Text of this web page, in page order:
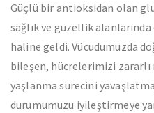
Güçlü bir antioksidan olan
sağlık ve güzellik
haline geldi. Vücudumuzda
bileşen, hücrelerimizi zararlı
yaşlanma sürecini
durumumuzu iyileştirmeye